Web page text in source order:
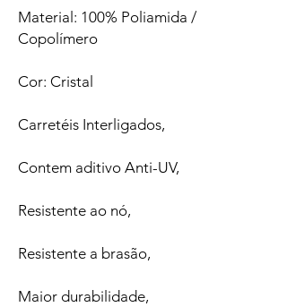
Material: 100% Poliamida /
Copolímero
Cor: Cristal
Carretéis Interligados,
Contem aditivo Anti-UV,
Resistente ao nó,
Resistente a brasão,
Maior durabilidade,